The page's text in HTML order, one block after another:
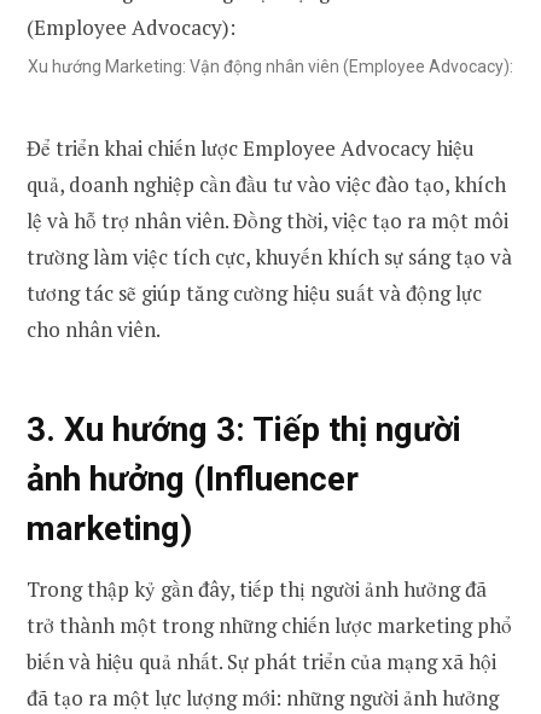
Xu hướng Marketing: Vận động nhân viên (Employee Advocacy):
Để triển khai chiến lược Employee Advocacy hiệu
quả, doanh nghiệp cần đầu tư vào việc đào tạo, khích
lệ và hỗ trợ nhân viên. Đồng thời, việc tạo ra một môi
trường làm việc tích cực, khuyến khích sự sáng tạo và
tương tác sẽ giúp tăng cường hiệu suất và động lực
cho nhân viên.
3. Xu hướng 3: Tiếp thị người
ảnh hưởng (Influencer
marketing)
Trong thập kỷ gần đây, tiếp thị người ảnh hưởng đã
trở thành một trong những chiến lược marketing phổ
biến và hiệu quả nhất. Sự phát triển của mạng xã hội
đã tạo ra một lực lượng mới: những người ảnh hưởng